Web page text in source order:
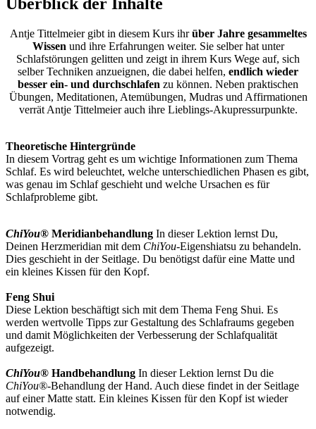
Antje Tittelmeier gibt in diesem Kurs ihrüber Jahre gesammeltes
Wissen und ihre Erfahrungen weiter. Sie selber hat unter
Schlafstörungen gelitten und zeigt in ihrem Kurs Wege auf, sich
selber Techniken anzueignen, die dabei helfen, endlich wieder
besser ein- und durchschlafen zu können. Neben praktischen
Übungen, Meditationen, Atemübungen, Mudras und Affirmationen
verrät Antje Tittelmeier auch ihre Lieblings-Akupressurpunkte.
Theoretische Hintergründe
In diesem Vortrag geht es um wichtige Informationen zum Thema
Schlaf. Es wird beleuchtet, welche unterschiedlichen Phasen es gibt,
was genau im Schlaf geschieht und welche Ursachen es für
Schlafprobleme gibt.
ChiYou® Meridianbehandlung In dieser Lektion lernst Du,
Deinen Herzmeridian mit dem ChiYou-Eigenshiatsu zu behandeln.
Dies geschieht in der Seitlage. Du benötigst dafür eine Matte und
ein kleines Kissen für den Kopf.
Feng Shui
Diese Lektion beschäftigt sich mit dem Thema Feng Shui. Es
werden wertvolle Tipps zur Gestaltung des Schlafraums gegeben
und damit Möglichkeiten der Verbesserung der Schlafqualität
aufgezeigt.
ChiYou® Handbehandlung In dieser Lektion lernst Du die
ChiYou®-Behandlung der Hand. Auch diese findet in der Seitlage
auf einer Matte statt. Ein kleines Kissen für den Kopf ist wieder
notwendig.